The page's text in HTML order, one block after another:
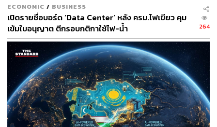
กิจการอื่นที่มีการลงทุนสูงและมีความสำคัญต่อการปรับ
โครงสร้างเศรษฐกิจ
กิจการผลิตไฟฟ้าจากพลังงานหมุนเวียนหรือขยะ
114,484 ล้านบาท 515 โครงการ
กิจการผลิตเครื่องจักรและอุปกรณ์ ระบบอัตโนมัติ และ
เครื่องจักรที่มีความแม่นยำสูง 39,162 ล้านบาท 174
โครงการ
ECONOMIC / BUSINESS
เปิดรายชื่อบอร์ด ‘Data Center’ หลัง ครม.ไฟเขียว คุม
เข้มใบอนุญาต ตีกรอบกติกาใช้ไฟ-น้ำ
264